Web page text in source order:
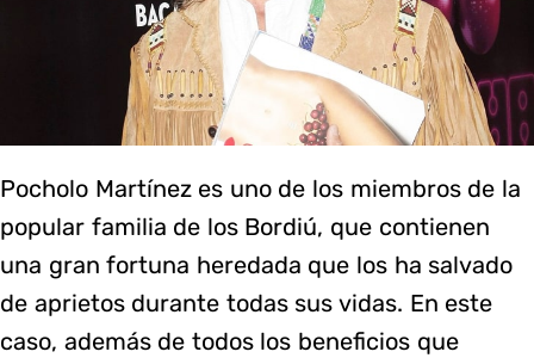
Pocholo Martínez es uno de los miembros de la
popular familia de los Bordiú, que contienen
una gran fortuna heredada que los ha salvado
de aprietos durante todas sus vidas. En este
caso, además de todos los beneficios que